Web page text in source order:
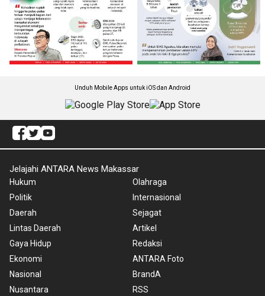
Unduh Mobile Apps untuk iOS dan Android
Jelajahi ANTARA News Makassar
Hukum
Politik
Daerah
Lintas Daerah
Gaya Hidup
Ekonomi
Nasional
Nusantara
Olahraga
Internasional
Sejagat
Artikel
Redaksi
ANTARA Foto
BrandA
RSS